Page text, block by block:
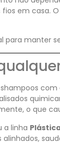
em casa.
para manter
o que
a linha